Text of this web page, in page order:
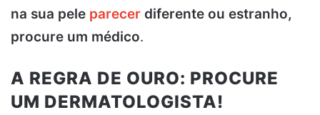
na sua pele parecer diferente ou estranho,
procure um médico.
A REGRA DE OURO: PROCURE
UM DERMATOLOGISTA!